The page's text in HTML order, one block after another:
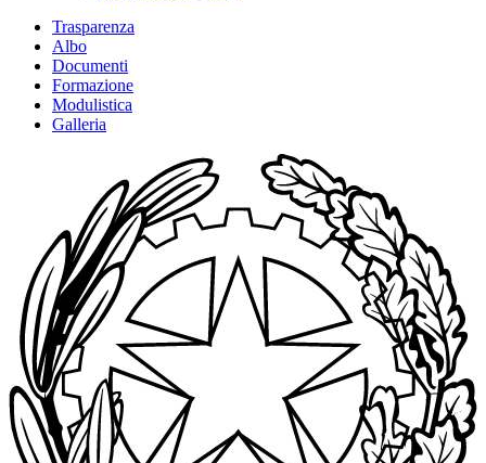
Trasparenza
Albo
Documenti
Formazione
Modulistica
Galleria